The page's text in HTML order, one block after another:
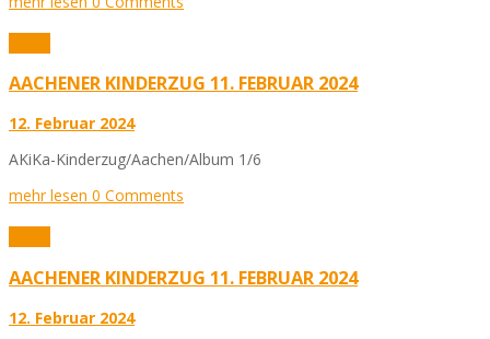
AACHENER KINDERZUG 11. FEBRUAR 2024
12. Februar 2024
AKiKa-Kinderzug/Aachen/Album 1/6
mehr lesen 0 Comments
AACHENER KINDERZUG 11. FEBRUAR 2024
12. Februar 2024